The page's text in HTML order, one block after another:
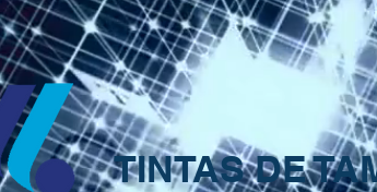
TINTAS DE